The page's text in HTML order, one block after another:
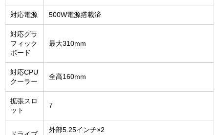
対応電源 500W電源搭載済
対応グラ
フィック
ボード
最大310mm
対応CPU
クーラー
全高160mm
拡張スロ
ット
7
外部5.25インチ×2